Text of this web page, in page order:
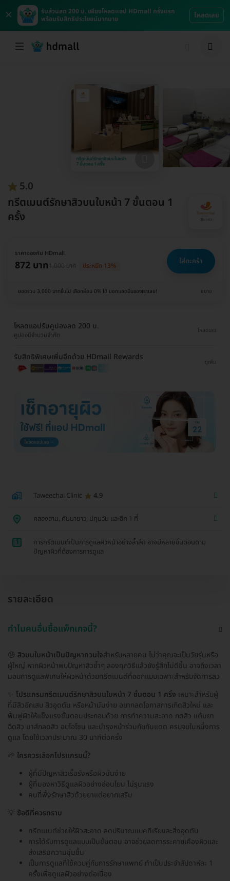
×
รับส่วนลด 200 บ. เพียงโหลดแอป HDmall ครั้งแรก
พร้อมรับสิทธิประโยชน์มากมาย
โหลดเลย
5.0
ทรีตเมนต์รักษาสิวบนใบหน้า 7 ขั้นตอน 1
ครั้ง
ราคาจองกับ HDmall
872 บาท1,000 บาท ประหยัด 13% ใส่ตะกร้า
ยอดรวม 3,000 บาทขึ้นไป เลือกผ่อน 0% ได้ บอกแอดมินของเราเลย! ขยาย
โหลดแอปรับคูปองลด 200 บ.
คูปองมีจำนวนจำกัด
โหลดเลย
รับสิทธิพิเศษเพิ่มอีกด้วย HDmall Rewards
ดูเพิ่ม
Taweechai Clinic 4.9
คลองสาน, คันนายาว, ปทุมวัน และอีก 1 ที่
1
การทรีตเมนต์เป็นการดูแลผิวหน้าอย่างล้ำลึก อาจมีหลายขั้นตอนตาม
ปัญหาผิวที่ต้องการการดูแล
รายละเอียด
ทำไมคนอื่นซื้อแพ็กเกจนี้?
😓 สิวบนใบหน้าเป็นปัญหากวนใจสำหรับหลายคน ไม่ว่าคุณจะเป็นวัยรุ่นหรือ
ผู้ใหญ่ หากผิวหน้าพบปัญหาสิวซ้ำๆ ลองทุกวิธีแล้วยังรู้สึกไม่ดีขึ้น อาจถึงเวลา
มอบการดูแลพิเศษให้ผิวหน้าด้วยทรีตเมนต์ที่ออกแบบเฉพาะสำหรับจัดการสิว
โปรแกรมทรีตเมนต์รักษาสิวบนใบหน้า 7 ขั้นตอน 1 ครั้ง เหมาะสำหรับผู้
ที่มีสิวอักเสบ สิวอุดตัน หรือหน้ามันง่าย อยากลดโอกาสการเกิดสิวใหม่ และ
ฟื้นฟูผิวให้แข็งแรงขั้นตอนประกอบด้วย การทำความสะอาด กดสิว แต้มยา
ฉีดสิว มาส์กลดสิว อบโอโซน และบำรุงหน้าร่วมกับกันแดด ครบจบในหนึ่งการ
ดูแล โดยใช้เวลาประมาณ 30 นาทีต่อครั้ง
🌱 ใครควรเลือกโปรแกรมนี้?
ผู้ที่มีปัญหาสิวเรื้อรังหรือผิวมันง่าย
ผู้ที่มองหาวิธีดูแลผิวอย่างอ่อนโยน ไม่รุนแรง
คนที่พึ่งรักษาสิวด้วยยาแต่อยากเสริม
💡 ข้อดีที่ควรทราบ
ทรีตเมนต์ช่วยให้ผิวสะอาด ลดปริมาณแบคทีเรียและสิ่งอุดตัน
การได้รับการดูแลแบบเป็นขั้นตอน อาจช่วยลดการระคายเคืองผิวและ
ส่งเสริมความชุ่มชื้น
เป็นการดูแลที่ใช้ควบคู่กับการรักษาแพทย์ ทำเป็นประจำสัปดาห์ละ 1
ครั้งเพื่อดูแลผิวอย่างต่อเนื่อง